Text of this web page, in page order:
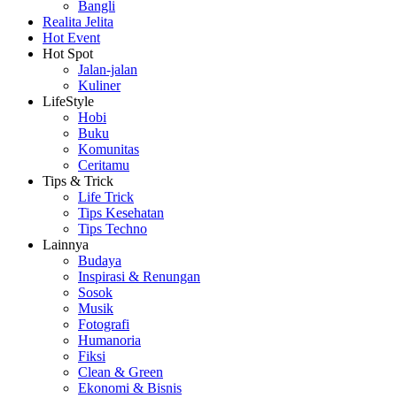
Bangli
Realita Jelita
Hot Event
Hot Spot
Jalan-jalan
Kuliner
LifeStyle
Hobi
Buku
Komunitas
Ceritamu
Tips & Trick
Life Trick
Tips Kesehatan
Tips Techno
Lainnya
Budaya
Inspirasi & Renungan
Sosok
Musik
Fotografi
Humanoria
Fiksi
Clean & Green
Ekonomi & Bisnis